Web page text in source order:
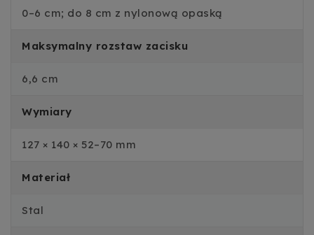
0–6 cm; do 8 cm z nylonową opaską
Maksymalny rozstaw zacisku
6,6 cm
Wymiary
127 × 140 × 52–70 mm
Materiał
Stal